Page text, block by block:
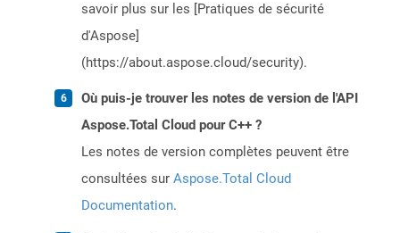
savoir plus sur les [Pratiques de sécurité
d'Aspose]
(https://about.aspose.cloud/security).
Où puis-je trouver les notes de version de l'API
Aspose.Total Cloud pour C++ ?
Les notes de version complètes peuvent être
consultées sur Aspose.Total Cloud
Documentation.